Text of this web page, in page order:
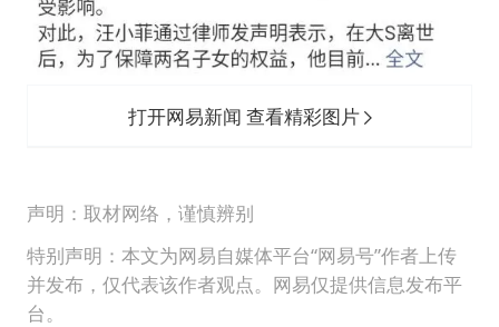
打开网易新闻 查看精彩图片
声明：取材网络，谨慎辨别
特别声明：本文为网易自媒体平台“网易号”作者上传
并发布，仅代表该作者观点。网易仅提供信息发布平
台。